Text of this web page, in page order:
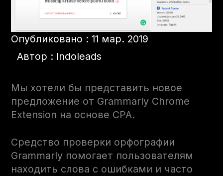
Опубликовано : 11 мар. 2019
Автор : Indoleads
Мы хотели бы представить новое
предложение от Grammarly Chrome
Extension на основе CPA.
Средство проверки орфографии
Grammarly помогает пользователям
находить слова с ошибками и часто